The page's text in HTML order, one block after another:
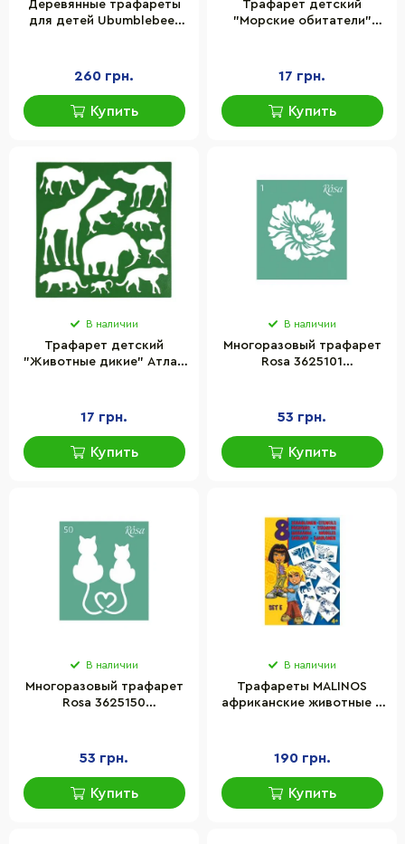
Деревянные трафареты
для детей Ubumblebees
260 грн.
Купить
Трафарет детский
"Морские обитатели"
17 грн.
Купить
В наличии
Трафарет детский
"Животные дикие" Атлас
17 грн.
Купить
В наличии
Многоразовый трафарет
Rosa 3625101
53 грн.
Купить
В наличии
Многоразовый трафарет
Rosa 3625150
53 грн.
Купить
В наличии
Трафареты MALINOS
африканские животные 8
190 грн.
Купить